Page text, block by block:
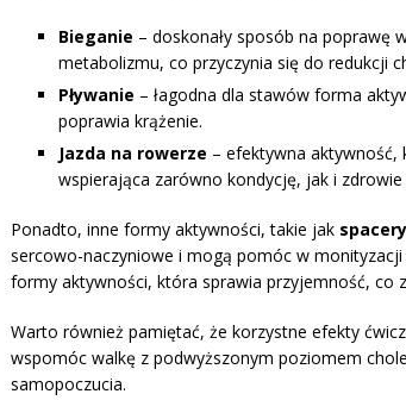
Bieganie – doskonały sposób na poprawę
metabolizmu, co przyczynia się do redukcji
Pływanie – łagodna dla stawów forma
poprawia krążenie.
Jazda na rowerze – efektywna
wspierająca zarówno kondycję, jak i zdrowie
Ponadto, inne formy aktywności, takie jak spacery
sercowo-naczyniowe i mogą pomóc w
formy aktywności, która sprawia przyjemność, co
Warto również pamiętać, że korzystne efekty
wspomóc walkę z podwyższonym poziomem
samopoczucia.